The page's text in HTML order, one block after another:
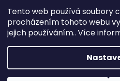
Tento web používá soubory
procházením tohoto webu
jejich používáním.. Více
Ochrana osobních údajů
Reklamační řád
Moje objednávka